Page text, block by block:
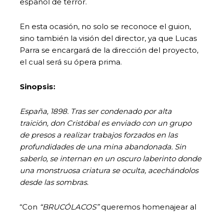
En esta ocasión, no solo se reconoce el guion,
sino también la visión del director, ya que Lucas
Parra se encargará de la dirección del proyecto,
el cual será su ópera prima.
Sinopsis:
España, 1898. Tras ser condenado por alta
traición, don Cristóbal es enviado con un grupo
de presos a realizar trabajos forzados en las
profundidades de una mina abandonada. Sin
saberlo, se internan en un oscuro laberinto donde
una monstruosa criatura se oculta, acechándolos
desde las sombras.
“Con “BRUCÓLACOS”queremos homenajear al